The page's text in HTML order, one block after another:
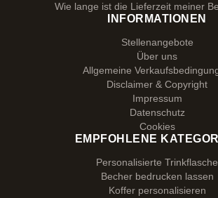
Wie lange ist die Lieferzeit meiner
INFORMATIONEN
Stellenangebote
Über uns
Allgemeine
Disclaimer & Copyright
Impressum
Datenschutz
Cookies
EMPFOHLENE
Personalisierte Trinkflasche
Becher bedrucken lassen
Koffer personalisieren